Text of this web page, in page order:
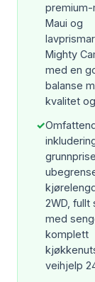
Maui og
Mighty
med en
balanse
kvalitet
✓
2WD, fullt
med
komplett
veihjelp